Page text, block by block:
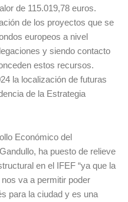
de 115.019,78 euros.
de los proyectos que se
europeos a nivel
y siendo contacto
estos recursos.
la localización de futuras
de la Estrategia
Económico del
ha puesto de relieve
en el IFEF “ya que la
va a permitir poder
para la ciudad y es una